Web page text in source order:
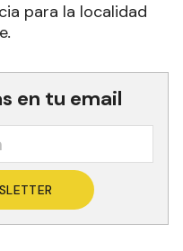
para la localidad
.
en tu email